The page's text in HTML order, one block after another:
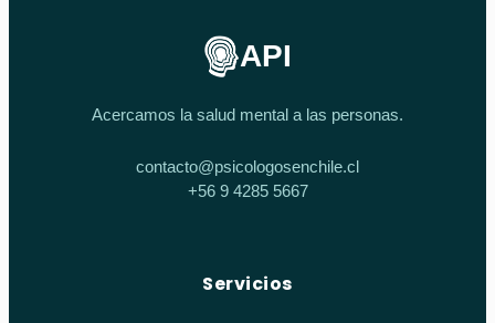
API
Acercamos la salud mental a las personas.
contacto@psicologosenchile.cl
+56 9 4285 5667
Servicios